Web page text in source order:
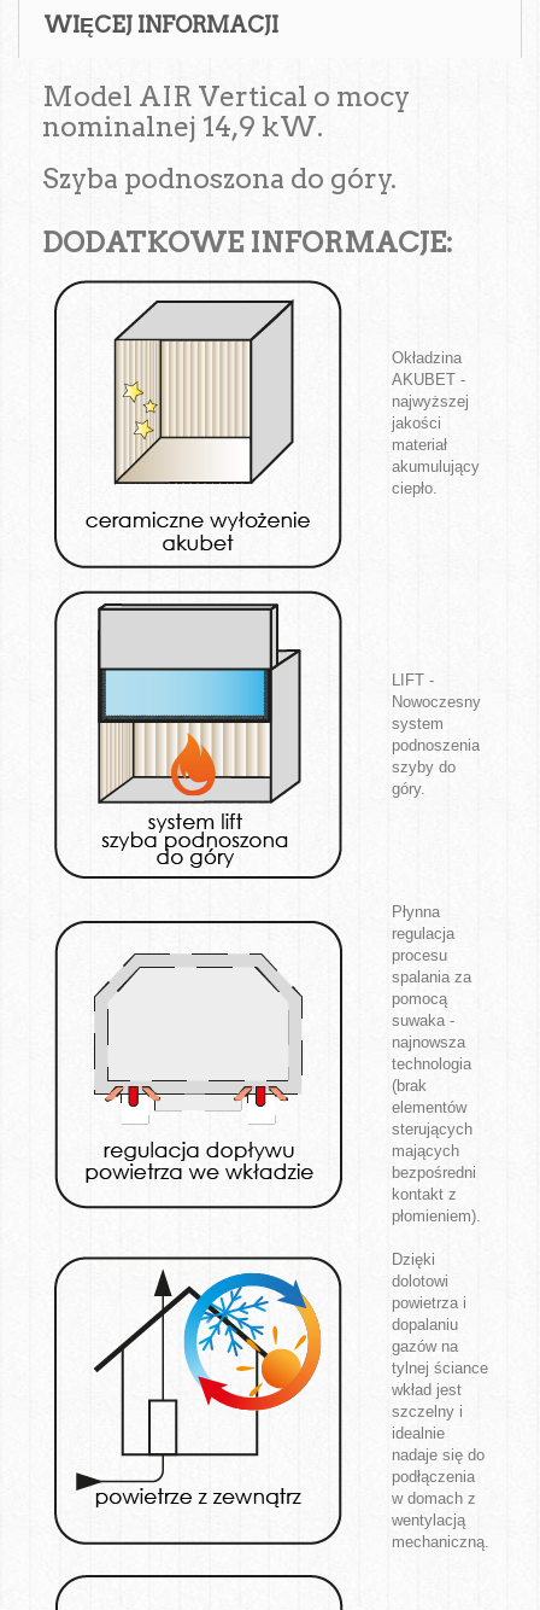
WIĘCEJ INFORMACJI
Model AIR Vertical o mocy
nominalnej 14,9 kW.
Szyba podnoszona do góry.
DODATKOWE INFORMACJE:
Okładzina
AKUBET -
najwyższej
jakości
materiał
akumulujący
ciepło.
LIFT -
Nowoczesny
system
podnoszenia
szyby do
góry.
Płynna
regulacja
procesu
spalania za
pomocą
suwaka -
najnowsza
technologia
(brak
elementów
sterujących
mających
bezpośredni
kontakt z
płomieniem).
Dzięki
dolotowi
powietrza i
dopalaniu
gazów na
tylnej ściance
wkład jest
szczelny i
idealnie
nadaje się do
podłączenia
w domach z
wentylacją
mechaniczną.